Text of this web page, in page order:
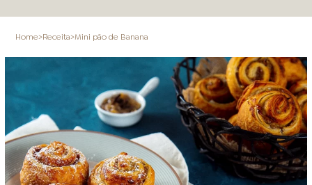
ONDE COMPRAR LOJAS AROSA
DISTRIBUIDORES E
REPRESENTANTES
Home>Receita>Mini pão de Banana